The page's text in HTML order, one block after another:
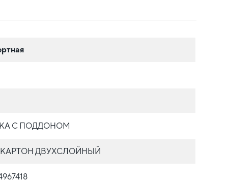
С ПОДДОНОМ
ДВУХСЛОЙНЫЙ